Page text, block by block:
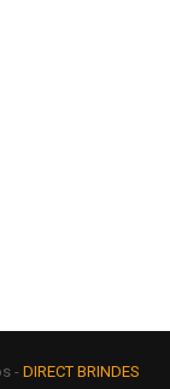
- DIRECT BRINDES